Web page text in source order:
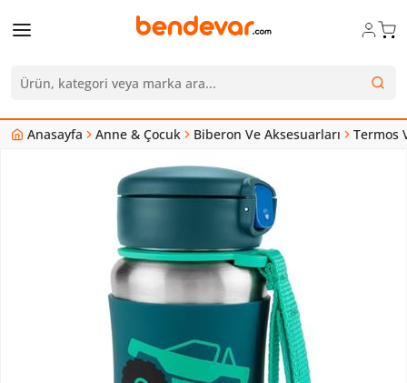
Anasayfa Anne & Çocuk Biberon Ve Aksesuarları Termos